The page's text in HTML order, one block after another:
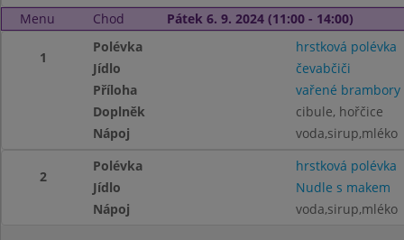
Menu
Chod Pátek 6. 9. 2024 (11:00 - 14:00)
1
Polévka
hrstková polévka
Jídlo
čevabčiči
Příloha
vařené brambory
Doplněk
cibule, hořčice
Nápoj
voda,sirup,mléko
2
Polévka
hrstková polévka
Jídlo
Nudle s makem
Nápoj
voda,sirup,mléko